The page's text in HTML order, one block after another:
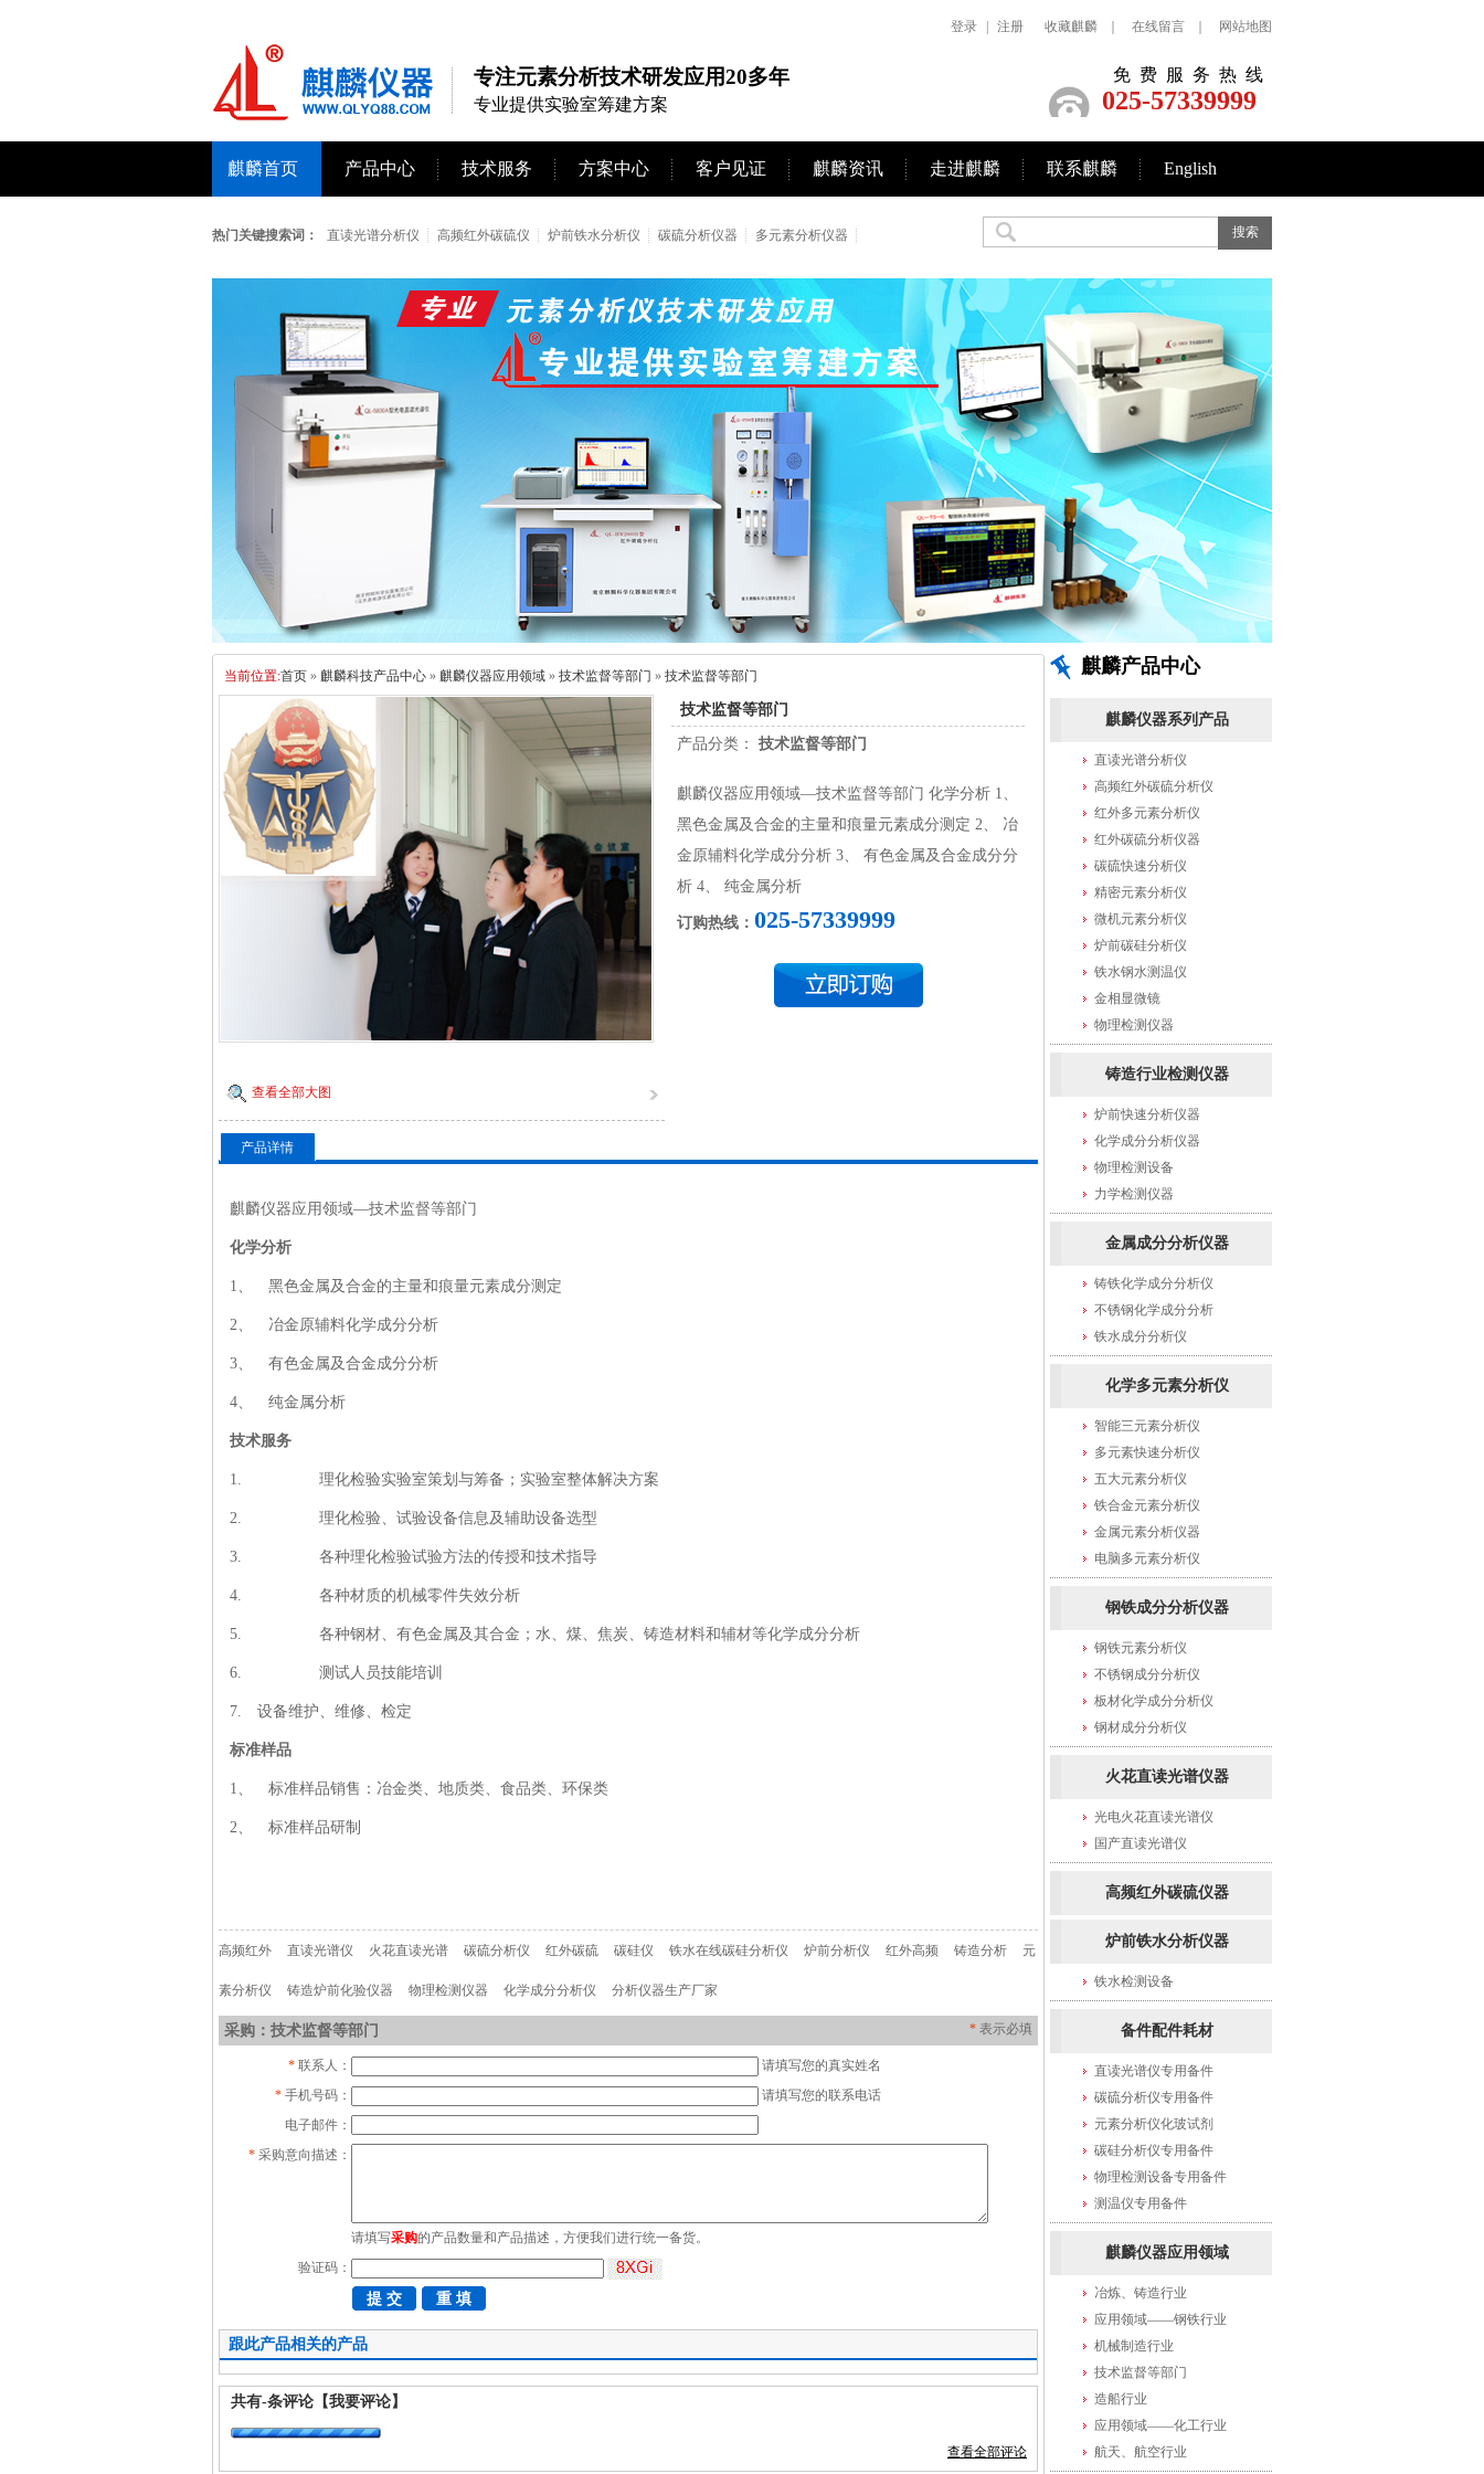
登录 注册 收藏麒麟 在线留言 网站地图
专注元素分析技术研发应用20多年
专业提供实验室筹建方案
免费服务热线
025-57339999
麒麟首页 产品中心 技术服务 方案中心 客户见证 麒麟资讯 走进麒麟 联系麒麟 English
热门关键搜索词： 直读光谱分析仪 高频红外碳硫仪 炉前铁水分析仪 碳硫分析仪器 多元素分析仪器
当前位置:首页 » 麒麟科技产品中心 » 麒麟仪器应用领域 » 技术监督等部门 » 技术监督等部门
查看全部大图
技术监督等部门
产品分类： 技术监督等部门
麒麟仪器应用领域—技术监督等部门 化学分析 1、
黑色金属及合金的主量和痕量元素成分测定 2、 冶
金原辅料化学成分分析 3、 有色金属及合金成分分
析 4、 纯金属分析
订购热线： 025-57339999
产品详情
麒麟仪器应用领域—技术监督等部门
化学分析
1、 黑色金属及合金的主量和痕量元素成分测定
2、 冶金原辅料化学成分分析
3、 有色金属及合金成分分析
4、 纯金属分析
技术服务
1. 理化检验实验室策划与筹备；实验室整体解决方案
2. 理化检验、试验设备信息及辅助设备选型
3. 各种理化检验试验方法的传授和技术指导
4. 各种材质的机械零件失效分析
5. 各种钢材、有色金属及其合金；水、煤、焦炭、铸造材料和辅材等化学成分分析
6. 测试人员技能培训
7. 设备维护、维修、检定
标准样品
1、 标准样品销售：冶金类、地质类、食品类、环保类
2、 标准样品研制
高频红外 直读光谱仪 火花直读光谱 碳硫分析仪 红外碳硫 碳硅仪 铁水在线碳硅分析仪 炉前分析仪 红外高频 铸造分析 元
素分析仪 铸造炉前化验仪器 物理检测仪器 化学成分分析仪 分析仪器生产厂家
* 表示必填
采购：技术监督等部门
* 联系人：
请填写您的真实姓名
* 手机号码：
请填写您的联系电话
电子邮件：
* 采购意向描述：
请填写采购的产品数量和产品描述，方便我们进行统一备货。
验证码：
跟此产品相关的产品
共有-条评论 【我要评论】
查看全部评论
麒麟产品中心
麒麟仪器系列产品
直读光谱分析仪
高频红外碳硫分析仪
红外多元素分析仪
红外碳硫分析仪器
碳硫快速分析仪
精密元素分析仪
微机元素分析仪
炉前碳硅分析仪
铁水钢水测温仪
金相显微镜
物理检测仪器
铸造行业检测仪器
炉前快速分析仪器
化学成分分析仪器
物理检测设备
力学检测仪器
金属成分分析仪器
铸铁化学成分分析仪
不锈钢化学成分分析
铁水成分分析仪
化学多元素分析仪
智能三元素分析仪
多元素快速分析仪
五大元素分析仪
铁合金元素分析仪
金属元素分析仪器
电脑多元素分析仪
钢铁成分分析仪器
钢铁元素分析仪
不锈钢成分分析仪
板材化学成分分析仪
钢材成分分析仪
火花直读光谱仪器
光电火花直读光谱仪
国产直读光谱仪
高频红外碳硫仪器
炉前铁水分析仪器
铁水检测设备
备件配件耗材
直读光谱仪专用备件
碳硫分析仪专用备件
元素分析仪化玻试剂
碳硅分析仪专用备件
物理检测设备专用备件
测温仪专用备件
麒麟仪器应用领域
冶炼、铸造行业
应用领域——钢铁行业
机械制造行业
技术监督等部门
造船行业
应用领域——化工行业
航天、航空行业